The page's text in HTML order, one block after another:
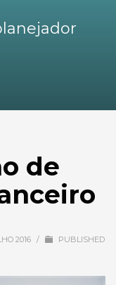
de
2016 /
PUBLISHED